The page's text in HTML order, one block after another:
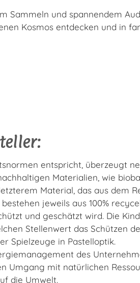
Sammeln und spannendem
Kosmos entdecken und in
entspricht, überzeugt
Materialien, wie
Material, das aus dem
jeweils aus 100%
und geschätzt wird. Die
Stellenwert das Schützen
Spielzeuge in Pastelloptik.
des
Umgang mit natürlichen
die Umwelt.